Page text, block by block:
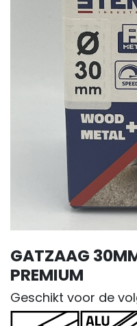
GATZAAG
PREMIUM
Geschikt voor de